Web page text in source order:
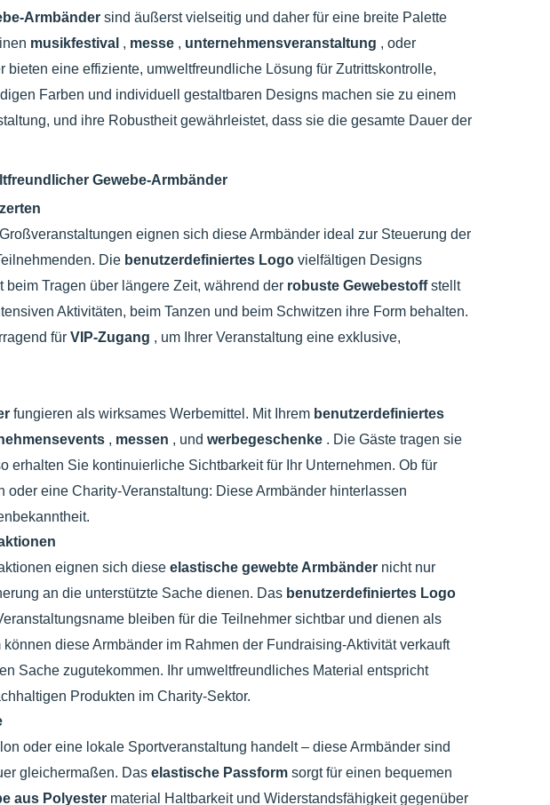
Armbänder sind äußerst vielseitig und daher für eine breite Palette
musikfestival , messe , unternehmensveranstaltung , oder
bieten eine effiziente, umweltfreundliche Lösung für Zutrittskontrolle,
Farben und individuell gestaltbaren Designs machen sie zu einem
und ihre Robustheit gewährleistet, dass sie die gesamte Dauer der
Gewebe-Armbänder
eignen sich diese Armbänder ideal zur Steuerung der
Die benutzerdefiniertes Logo vielfältigen Designs
beim Tragen über längere Zeit, während der robuste Gewebestoffstellt
Aktivitäten, beim Tanzen und beim Schwitzen ihre Form behalten.
für VIP-Zugang , um Ihrer Veranstaltung eine exklusive,
fungieren als wirksames Werbemittel. Mit Ihrem benutzerdefiniertes
, messen , und werbegeschenke . Die Gäste tragen sie
erhalten Sie kontinuierliche Sichtbarkeit für Ihr Unternehmen. Ob für
eine Charity-Veranstaltung: Diese Armbänder hinterlassen
eignen sich diese elastische gewebte Armbänder nicht nur
an die unterstützte Sache dienen. Das benutzerdefiniertes Logo
bleiben für die Teilnehmer sichtbar und dienen als
diese Armbänder im Rahmen der Fundraising-Aktivität verkauft
Sache zugutekommen. Ihr umweltfreundliches Material entspricht
Produkten im Charity-Sektor.
oder eine lokale Sportveranstaltung handelt – diese Armbänder sind
gleichermaßen. Das elastische Passform sorgt für einen bequemen
aus Polyester material Haltbarkeit und Widerstandsfähigkeit gegenüber